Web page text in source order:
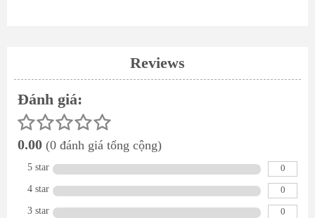
Reviews
Đánh giá:
0.00 (0 đánh giá tổng cộng)
5 star
0
4 star
0
3 star
0